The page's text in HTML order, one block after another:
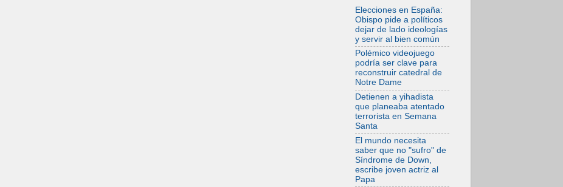
masivo en Kyiv
durante la noche
05.08.2026
Colombo: "La visita
del Papa a
Argentina llevará un
mensaje de paz y
dignidad humana"
05.08.2026
Iglesia en Uruguay:
la visita del Papa
fortalecerá la fe y la
Elecciones en España:
Obispo pide a políticos
dejar de lado ideologías
y servir al bien común
Polémico videojuego
podría ser clave para
reconstruir catedral de
Notre Dame
Detienen a yihadista
que planeaba atentado
terrorista en Semana
Santa
El mundo necesita
saber que no "sufro" de
Síndrome de Down,
escribe joven actriz al
Papa